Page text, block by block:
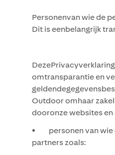
Personenvan wie de
Dit is eenbelangrijk
omtransparantie en
Outdoor omhaar
dooronze websites
• personen van wie
partners zoals: